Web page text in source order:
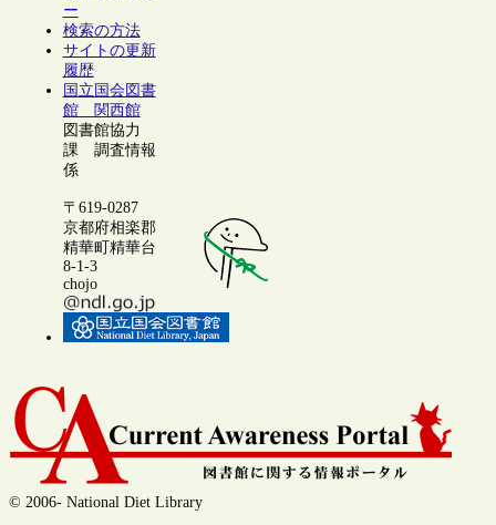
ー
検索の方法
サイトの更新
履歴
国立国会図書
館 関西館
図書館協力
課 調査情報
係
〒619-0287
京都府相楽郡
精華町精華台
8-1-3
chojo
© 2006- National Diet Library